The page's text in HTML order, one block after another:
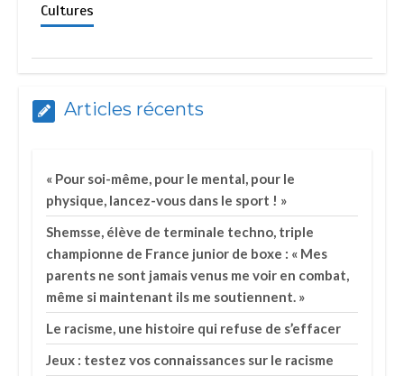
Cultures
Articles récents
« Pour soi-même, pour le mental, pour le
physique, lancez-vous dans le sport ! »
Shemsse, élève de terminale techno, triple
championne de France junior de boxe : « Mes
parents ne sont jamais venus me voir en combat,
même si maintenant ils me soutiennent. »
Le racisme, une histoire qui refuse de s’effacer
Jeux : testez vos connaissances sur le racisme